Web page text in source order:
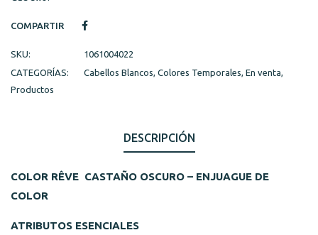
COMPARTIR
SKU:
1061004022
CATEGORÍAS:
Cabellos Blancos, Colores Temporales, En venta,
Productos
DESCRIPCIÓN
COLOR RÊVE CASTAÑO OSCURO – ENJUAGUE DE
COLOR
ATRIBUTOS ESENCIALES